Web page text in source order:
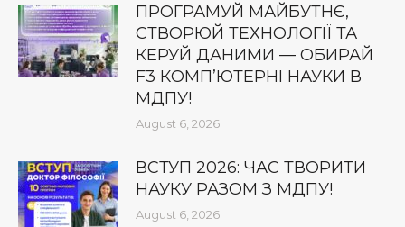
ПРОГРАМУЙ МАЙБУТНЄ,
СТВОРЮЙ ТЕХНОЛОГІЇ ТА
КЕРУЙ ДАНИМИ — ОБИРАЙ
F3 КОМП’ЮТЕРНІ НАУКИ В
МДПУ!
August 6, 2026
ВСТУП 2026: ЧАС ТВОРИТИ
НАУКУ РАЗОМ З МДПУ!
August 6, 2026